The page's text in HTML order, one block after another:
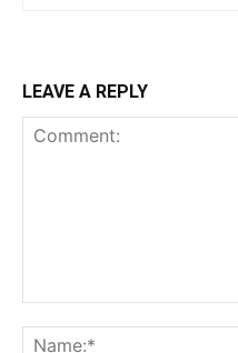
LEAVE A REPLY